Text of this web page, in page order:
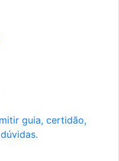
guia, certidão,